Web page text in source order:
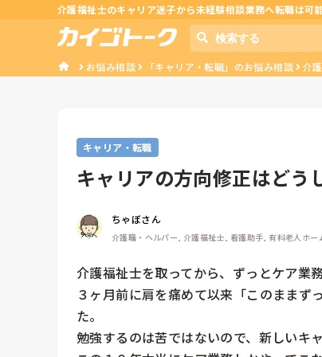
介護福祉士のキャリア迷子から未経験相談業務へ転職は可
お悩み相談 「キャリア・転職」のお悩み相談 介
キャリア・転職
キャリアの方向修正はどう
ちゃぼさん
介護職・ヘルパー, 介護福祉士, 看護助手, 有料老人ホ
介護福祉士を取ってから、ずっとケア業
３ヶ月前に肩を痛めて以来「このままず
た。
勉強するのは苦ではないので、新しいキ